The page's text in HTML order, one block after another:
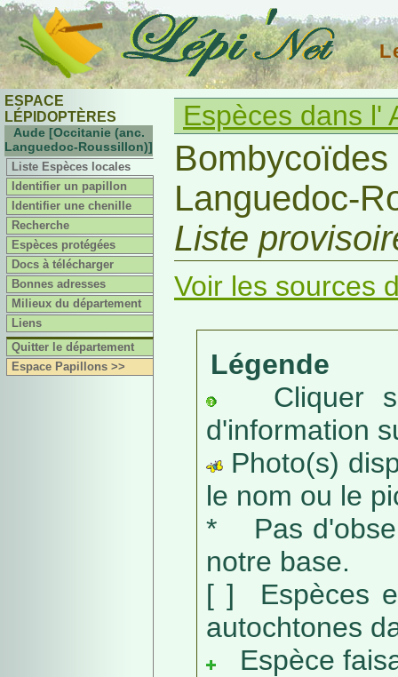
ESPACE
LÉPIDOPTÈRES
Aude [Occitanie (anc.
Languedoc-Roussillon)]
Liste Espèces locales
Identifier un papillon
Identifier une chenille
Recherche
Espèces protégées
Docs à télécharger
Bonnes adresses
Milieux du département
Liens
Quitter le département
Espace Papillons >>
Espèces dans l'
Languedoc-
Liste
Voir les sources
Légende
Cliquer
d'information
Photo(s)
le nom ou le
* Pas
notre base.
[ ] Espèces
autochtones
Espèce